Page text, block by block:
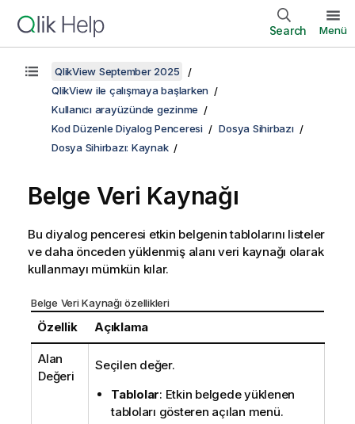
Search Menü
QlikView September 2025
QlikView ile çalışmaya başlarken
Kullanıcı arayüzünde gezinme
Kod Düzenle Diyalog Penceresi
Dosya Sihirbazı
Dosya Sihirbazı: Kaynak
Belge Veri Kaynağı
Bu diyalog penceresi etkin belgenin tablolarını listeler
ve daha önceden yüklenmiş alanı veri kaynağı olarak
kullanmayı mümkün kılar.
Belge Veri Kaynağı özellikleri
Özellik Açıklama
Alan
Değeri
Seçilen değer.
Tablolar: Etkin belgede yüklenen
tabloları gösteren açılan menü.